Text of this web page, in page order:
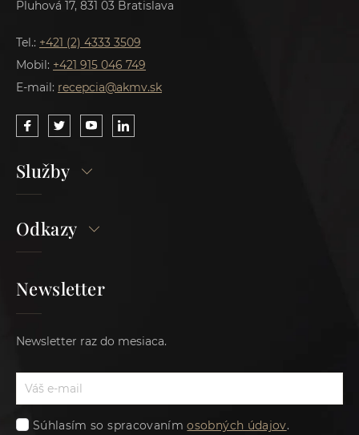
Pluhová 17, 831 03 Bratislava
Tel.: +421 (2) 4333 3509
Mobil: +421 915 046 749
E-mail: recepcia@akmv.sk
Služby
Odkazy
Newsletter
Newsletter raz do mesiaca.
Súhlasím so spracovanímosobných údajov.